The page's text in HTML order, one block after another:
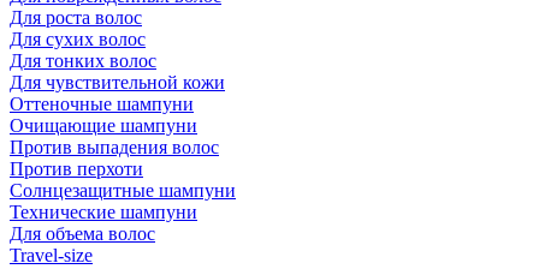
Для роста волос
Для сухих волос
Для тонких волос
Для чувствительной кожи
Оттеночные шампуни
Очищающие шампуни
Против выпадения волос
Против перхоти
Солнцезащитные шампуни
Технические шампуни
Для объема волос
Travel-size